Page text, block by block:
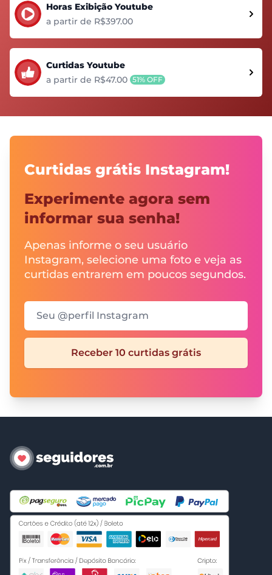
Horas Exibição Youtube
a partir de R$397.00
Curtidas Youtube
a partir de R$47.00 51% OFF
Curtidas grátis Instagram!
Experimente agora sem
informar sua senha!
Apenas informe o seu usuário
Instagram, selecione uma foto e veja as
curtidas entrarem em poucos segundos.
Seu @perfil Instagram
Receber 10 curtidas grátis